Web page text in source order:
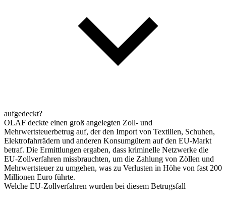
aufgedeckt?
OLAF deckte einen groß angelegten Zoll- und
Mehrwertsteuerbetrug auf, der den Import von Textilien, Schuhen,
Elektrofahrrädern und anderen Konsumgütern auf den EU-Markt
betraf. Die Ermittlungen ergaben, dass kriminelle Netzwerke die
EU-Zollverfahren missbrauchten, um die Zahlung von Zöllen und
Mehrwertsteuer zu umgehen, was zu Verlusten in Höhe von fast 200
Millionen Euro führte.
Welche EU-Zollverfahren wurden bei diesem Betrugsfall